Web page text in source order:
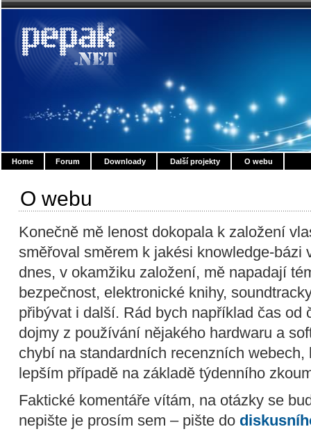
Home Forum Downloady Další projekty O webu
O webu
Konečně mě lenost dokopala k založení
směřoval směrem k jakési knowledge-bázi
dnes, v okamžiku založení, mě napadají
bezpečnost, elektronické knihy,
přibývat i další. Rád bych například čas od
dojmy z používání nějakého hardwaru a
chybí na standardních recenzních
lepším případě na základě týdenního
Faktické komentáře vítám, na otázky se
nepište je prosím sem – pište do